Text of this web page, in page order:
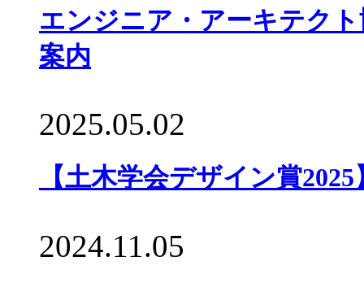
エンジニア・アーキテク
案内
2025.05.02
【土木学会デザイン賞
2024.11.05